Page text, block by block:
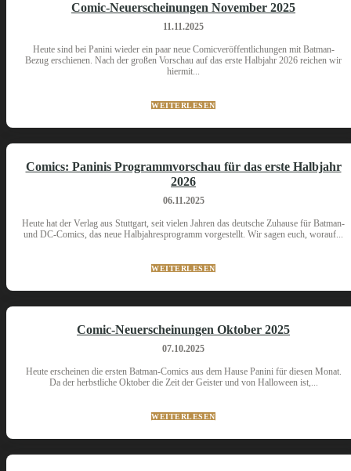
Comic-Neuerscheinungen November 2025
11.11.2025
Heute sind bei Panini wieder ein paar neue Comicveröffentlichungen mit Batman-
Bezug erschienen. Nach der großen Vorschau auf das erste Halbjahr 2026 reichen wir
hiermit...
WEITERLESEN
Comics: Paninis Programmvorschau für das erste Halbjahr
2026
06.11.2025
Heute hat der Verlag aus Stuttgart, seit vielen Jahren das deutsche Zuhause für Batman-
und DC-Comics, das neue Halbjahresprogramm vorgestellt. Wir sagen euch, worauf...
WEITERLESEN
Comic-Neuerscheinungen Oktober 2025
07.10.2025
Heute erscheinen die ersten Batman-Comics aus dem Hause Panini für diesen Monat.
Da der herbstliche Oktober die Zeit der Geister und von Halloween ist,...
WEITERLESEN